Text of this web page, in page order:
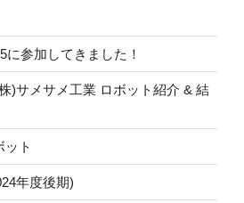
参加してきました！
)サメサメ工業 ロボット紹介 & 結
ット
年度後期)